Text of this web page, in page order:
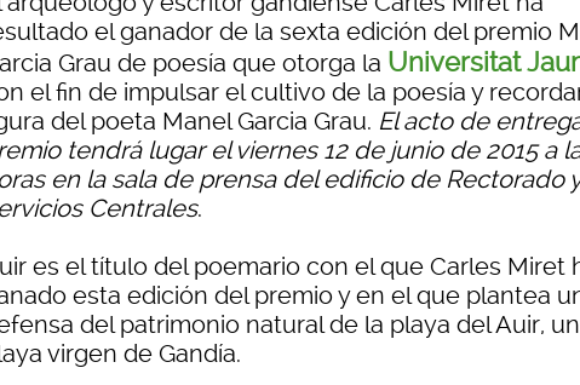
el ganador de la sexta edición del premio
Grau de poesía que otorga la Universitat
el fin de impulsar el cultivo de la poesía y
del poeta Manel Garcia Grau. El acto de
tendrá lugar el viernes 12 de junio de 2015 a
en la sala de prensa del edificio de Rectorado y
Centrales.
es el título del poemario con el que Carles Miret
esta edición del premio y en el que plantea
del patrimonio natural de la playa del Auir,
virgen de Gandía.